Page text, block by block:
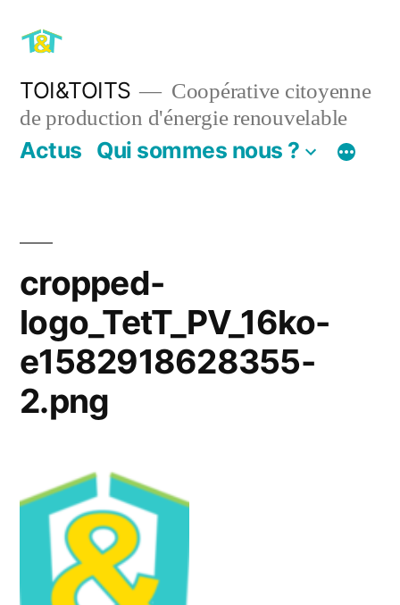
contenu
TOI&TOITS
Coopérative citoyenne
de production d'énergie renouvelable
Actus Qui sommes nous ?
cropped-
logo_TetT_PV_16ko-
e1582918628355-
2.png